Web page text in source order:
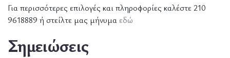
Για περισσότερες επιλογές και πληροφορίες καλέστε 210
9618889 ή στείλτε μας μήνυμα εδώ
Σημειώσεις